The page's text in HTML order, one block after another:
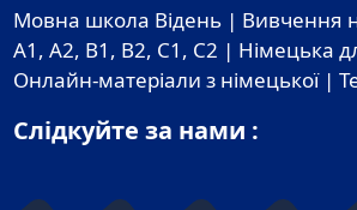
Мовна школа Відень | Вивчення
A1, A2, B1, B2, C1, C2 | Німецька
Онлайн-матеріали з німецької |
Слідкуйте за нами :